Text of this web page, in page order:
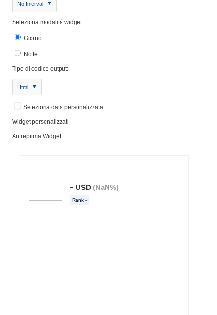
No Interval
Seleziona modalità widget:
Giorno
Notte
Tipo di codice output:
Html
Seleziona data personalizzata
Widget personalizzati
Antreprima Widget: